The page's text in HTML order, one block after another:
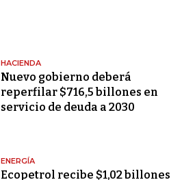
HACIENDA
Nuevo gobierno deberá
reperfilar $716,5 billones en
servicio de deuda a 2030
ENERGÍA
Ecopetrol recibe $1,02 billones